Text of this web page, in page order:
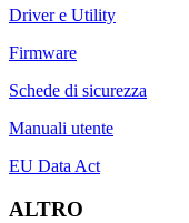
Driver e Utility
Firmware
Schede di sicurezza
Manuali utente
EU Data Act
ALTRO